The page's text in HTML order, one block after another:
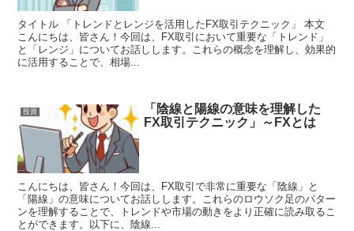
タイトル 「トレンドとレンジを活用したFX取引テクニック」 本文
こんにちは、皆さん！今回は、FX取引において重要な「トレンド」
と「レンジ」についてお話しします。これらの概念を理解し、効果的
に活用することで、相場...
投資
「陰線と陽線の意味を理解した
FX取引テクニック」～FXとは
こんにちは、皆さん！今回は、FX取引で非常に重要な「陰線」と
「陽線」の意味についてお話しします。これらのロウソク足のパター
ンを理解することで、トレンドや市場の動きをより正確に読み取るこ
とができます。以下に、陰線...